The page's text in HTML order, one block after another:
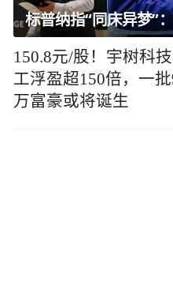
标普纳指“同床异梦”
150.8元/股！宇树科
工浮盈超150倍，一
万富豪或将诞生